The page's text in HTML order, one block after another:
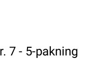
7 - 5-pakning